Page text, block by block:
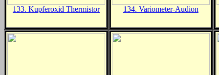
133. Kupferoxid Thermistor 134. Variometer-Audion